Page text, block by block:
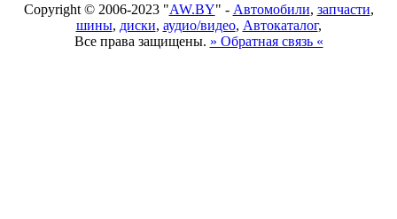
Copyright © 2006-2023 "AW.BY" - Автомобили, запчасти,
шины, диски, аудио/видео, Автокаталог,
Все права защищены. » Обратная связь «